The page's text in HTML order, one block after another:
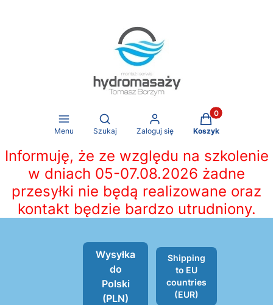
Menu
Otwórz wyszukiwarkę
Szukaj Zaloguj się
Produkty w
Koszyk
Informuję, że ze względu na szkolenie
w dniach 05-07.08.2026 żadne
przesyłki nie będą realizowane oraz
kontakt będzie bardzo utrudniony.
Wysyłka
do
Polski
(PLN)
Shipping
to EU
countries
(EUR)